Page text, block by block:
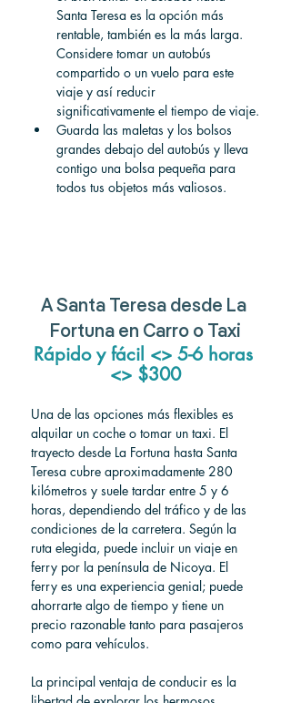
Santa Teresa es la opción más
rentable, también es la más larga.
Considere tomar un autobús
compartido o un vuelo para este
viaje y así reducir
significativamente el tiempo de viaje.
Guarda las maletas y los bolsos
grandes debajo del autobús y lleva
contigo una bolsa pequeña para
todos tus objetos más valiosos.
A Santa Teresa desde La
Fortuna en Carro o Taxi
Rápido y fácil <> 5-6 horas
<> $300
Una de las opciones más flexibles es
alquilar un coche o tomar un taxi. El
trayecto desde La Fortuna hasta Santa
Teresa cubre aproximadamente 280
kilómetros y suele tardar entre 5 y 6
horas, dependiendo del tráfico y de las
condiciones de la carretera. Según la
ruta elegida, puede incluir un viaje en
ferry por la península de Nicoya. El
ferry es una experiencia genial; puede
ahorrarte algo de tiempo y tiene un
precio razonable tanto para pasajeros
como para vehículos.
La principal ventaja de conducir es la